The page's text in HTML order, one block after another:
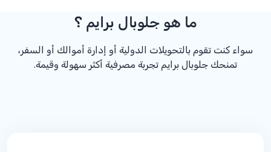
ما هو جلوبال برايم ؟
سواء كنت تقوم بالتحويلات الدولية أو إدارة أموالك أو السفر،
تمنحك جلوبال برايم تجربة مصرفية أكثر سهولة وقيمة.